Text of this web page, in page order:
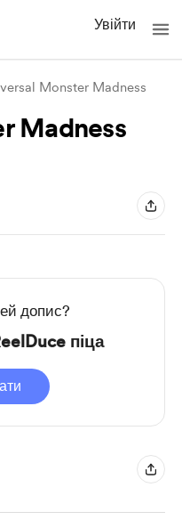
Увійти
Monster Madness
Madness
допис?
піца